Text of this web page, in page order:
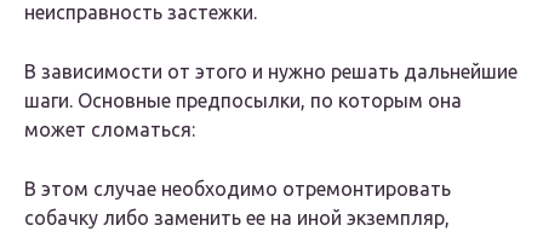
неисправность застежки.
В зависимости от этого и нужно решать дальнейшие
шаги. Основные предпосылки, по которым она
может сломаться:
В этом случае необходимо отремонтировать
собачку либо заменить ее на иной экземпляр,